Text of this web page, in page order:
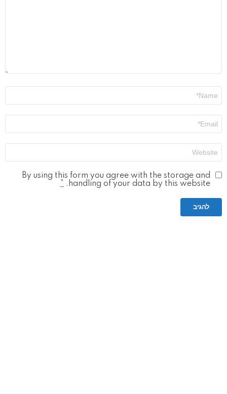
By using this form you agree with the storage and
handling of your data by this website.